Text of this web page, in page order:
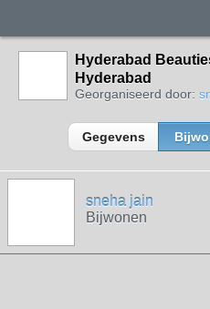
Hyderabad
Hyderabad
Georganiseerd door:
Gegevens
sneha jain
Bijwonen